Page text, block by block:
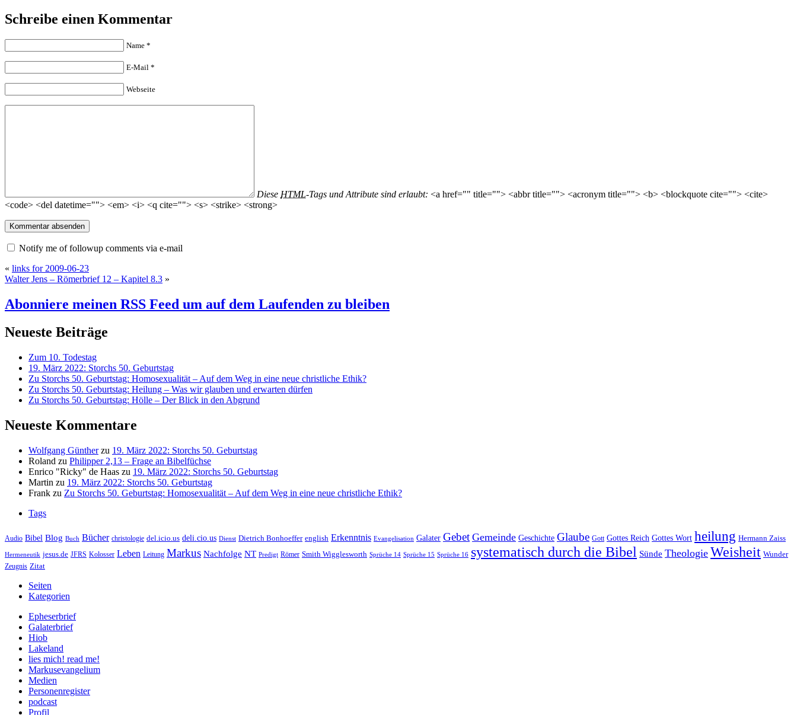
Schreibe einen Kommentar
Name *
E-Mail *
Webseite
Diese HTML-Tags und Attribute sind erlaubt: <a href="" title=""> <abbr title=""> <acronym title=""> <b> <blockquote cite=""> <cite>
<code> <del datetime=""> <em> <i> <q cite=""> <s> <strike> <strong>
Notify me of followup comments via e-mail
« links for 2009-06-23
Walter Jens – Römerbrief 12 – Kapitel 8.3 »
Abonniere meinen RSS Feed um auf dem Laufenden zu bleiben
Neueste Beiträge
Zum 10. Todestag
19. März 2022: Storchs 50. Geburtstag
Zu Storchs 50. Geburtstag: Homosexualität – Auf dem Weg in eine neue christliche Ethik?
Zu Storchs 50. Geburtstag: Heilung – Was wir glauben und erwarten dürfen
Zu Storchs 50. Geburtstag: Hölle – Der Blick in den Abgrund
Neueste Kommentare
Wolfgang Güntherzu 19. März 2022: Storchs 50. Geburtstag
Roland zu Philipper 2,13 – Frage an Bibelfüchse
Enrico "Ricky" de Haas zu 19. März 2022: Storchs 50. Geburtstag
Martin zu 19. März 2022: Storchs 50. Geburtstag
Frank zu Zu Storchs 50. Geburtstag: Homosexualität – Auf dem Weg in eine neue christliche Ethik?
Tags
Audio Bibel Blog Buch Bücher christologie del.icio.us deli.cio.us Dienst Dietrich Bonhoeffer english Erkenntnis Evangelisation Galater Gebet Gemeinde Geschichte Glaube Gott Gottes Reich Gottes Wort heilung Hermann Zaiss
Hermeneutik jesus.de JFRS Kolosser Leben Leitung Markus Nachfolge NT Predigt Römer Smith Wigglesworth Sprüche 14 Sprüche 15 Sprüche 16 systematisch durch die Bibel Sünde Theologie Weisheit Wunder
Zeugnis Zitat
Seiten
Kategorien
Epheserbrief
Galaterbrief
Hiob
Lakeland
lies mich! read me!
Markusevangelium
Medien
Personenregister
podcast
Profil